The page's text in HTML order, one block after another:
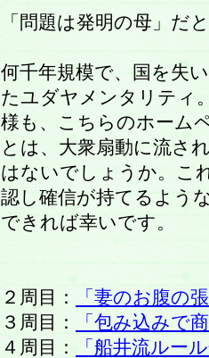
「問題は発明の母」だ
何千年規模で、国を失
たユダヤメンタリティ
様も、こちらのホーム
とは、大衆扇動に流さ
はないでしょうか。こ
認し確信が持てるよう
できれば幸いです。
２周目：
「妻のお腹の
３周目：
「包み込みで
４周目：
「船井流ルー